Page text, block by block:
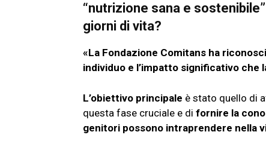
“nutrizione sana e
giorni di vita?
«La Fondazione Comitans ha
individuo e l’impatto significativo che
L’obiettivo principale è stato quello di
questa fase cruciale e di fornire la
genitori possono intraprendere nella